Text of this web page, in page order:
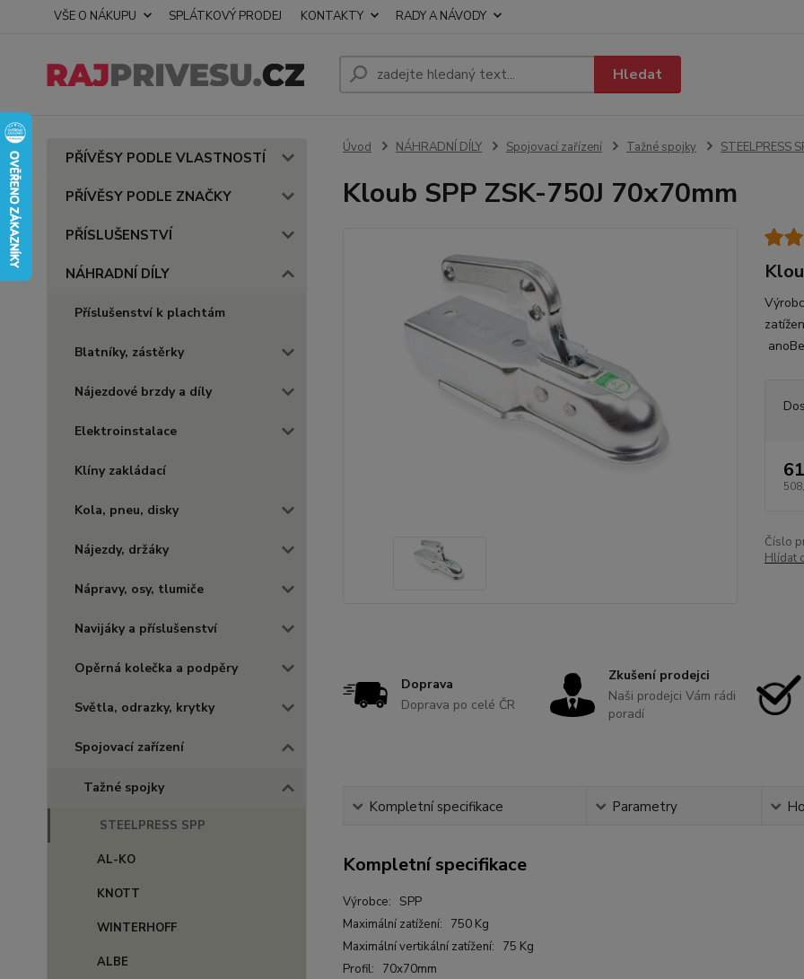
VŠE O NÁKUPU SPLÁTKOVÝ PRODEJ KONTAKTY RADY A NÁVODY
Hledat
PŘÍVĚSY PODLE VLASTNOSTÍ
PŘÍVĚSY PODLE ZNAČKY
PŘÍSLUŠENSTVÍ
NÁHRADNÍ DÍLY
Příslušenství k plachtám
Blatníky, zástěrky
Nájezdové brzdy a díly
Elektroinstalace
Klíny zakládací
Kola, pneu, disky
Nájezdy, držáky
Nápravy, osy, tlumiče
Navijáky a příslušenství
Opěrná kolečka a podpěry
Světla, odrazky, krytky
Spojovací zařízení
Tažné spojky
STEELPRESS SPP
AL-KO
KNOTT
WINTERHOFF
ALBE
Úvod NÁHRADNÍ DÍLY Spojovací zařízení Tažné spojky STEELPRESS
Kloub SPP ZSK-750J 70x70mm
Číslo
Hlídat
Doprava
Doprava po celé ČR
Zkušení prodejci
Naši prodejci Vám rádi
poradí
Kompletní specifikace Parametry
Kompletní specifikace
Výrobce: SPP
Maximální zatížení: 750 Kg
Maximální vertikální zatížení: 75 Kg
Profil: 70x70mm